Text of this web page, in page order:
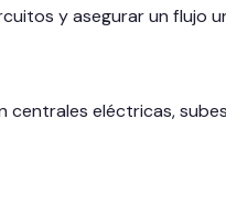
y asegurar un flujo
centrales eléctricas,